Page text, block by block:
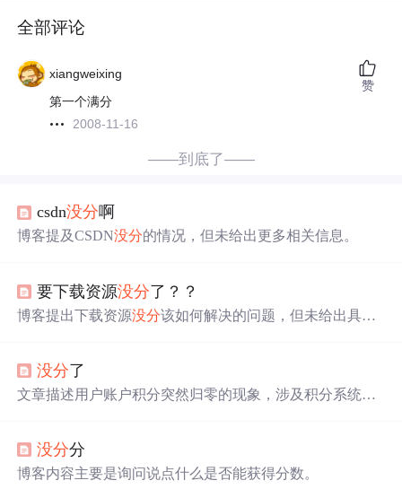
全部评论
xiangweixing
第一个满分
2008-11-16
赞
——到底了——
csdn没分啊
博客提及CSDN没分的情况，但未给出更多相关信息。
要下载资源没分了？？
博客提出下载资源没分该如何解决的问题，但未给出具体
没分了
文章描述用户账户积分突然归零的现象，涉及积分系统状
没分分
博客内容主要是询问说点什么是否能获得分数。